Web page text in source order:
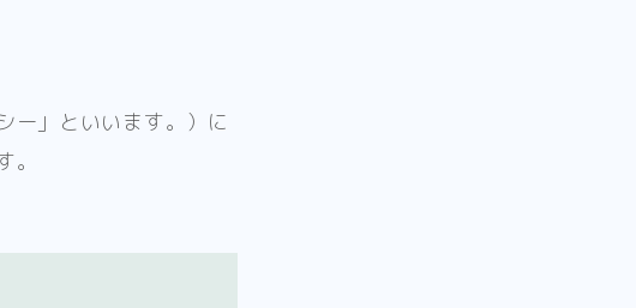
ー」といいます。）に